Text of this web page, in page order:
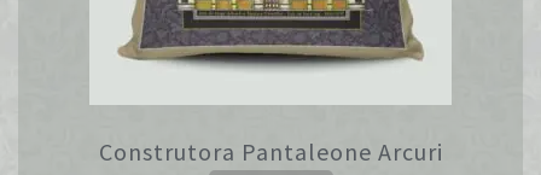
Construtora Pantaleone Arcuri